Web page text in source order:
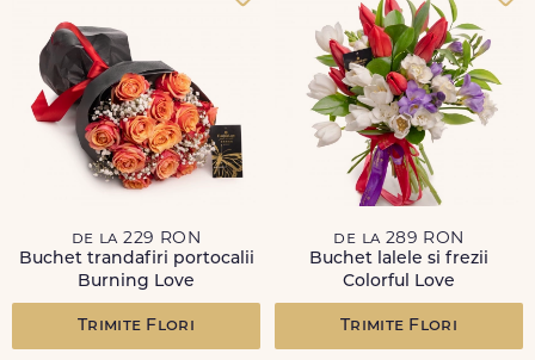
de la 229 RON
Buchet trandafiri portocalii
Burning Love
Trimite Flori
de la 289 RON
Buchet lalele si frezii
Colorful Love
Trimite Flori